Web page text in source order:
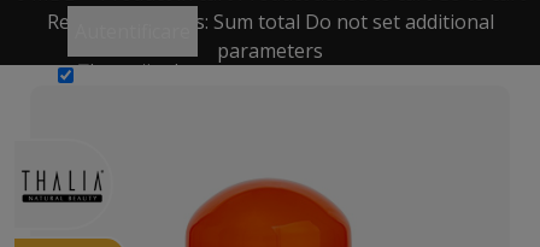
Ţine-mă minte
Remove
Products: Sum total Do not set additional
parameters
Acasă > Catalog
Deodorant roll-on pentru femei Feminity